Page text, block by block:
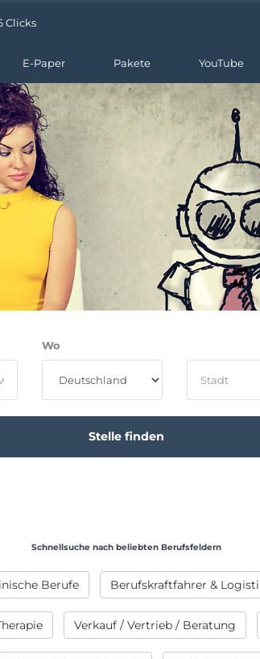
Clicks
E-Paper Pakete YouTube
Wo
Schnellsuche nach beliebten Berufsfeldern
Berufe Berufskraftfahrer &
Verkauf / Vertrieb / Beratung